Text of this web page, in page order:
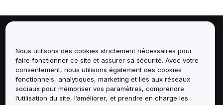
Services
Assistance
Nous utilisons des cookies strictement nécessaires pour
faire fonctionner ce site et assurer sa sécurité. Avec votre
consentement, nous utilisons également des cookies
fonctionnels, analytiques, marketing et liés aux réseaux
sociaux pour mémoriser vos paramètres, comprendre
l’utilisation du site, l’améliorer, et prendre en charge les